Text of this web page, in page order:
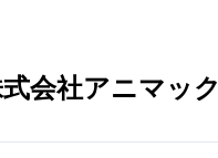
会社アニマック